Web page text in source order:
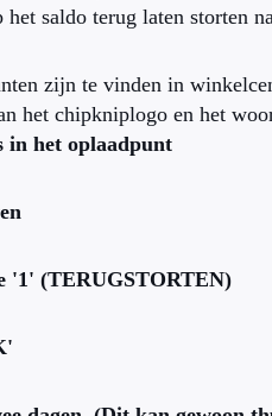
saldo terug laten storten
zijn te vinden in
het chipkniplogo en het
in het oplaadpunt
'1' (TERUGSTORTEN)